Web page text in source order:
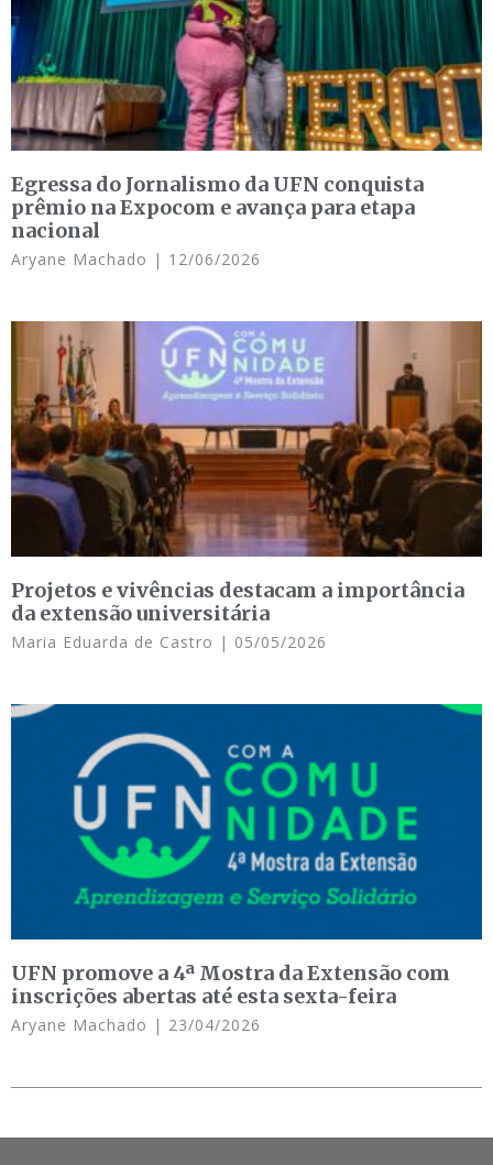
Egressa do Jornalismo da UFN conquista
prêmio na Expocom e avança para etapa
nacional
Aryane Machado 12/06/2026
Projetos e vivências destacam a importância
da extensão universitária
Maria Eduarda de Castro 05/05/2026
UFN promove a 4ª Mostra da Extensão com
inscrições abertas até esta sexta-feira
Aryane Machado 23/04/2026